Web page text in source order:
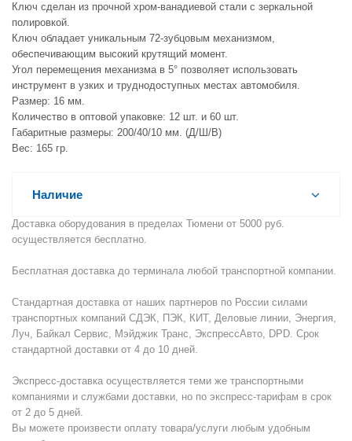
Ключ сделан из прочной хром-ванадиевой стали с зеркальной
полировкой.
Ключ обладает уникальным 72-зубцовым механизмом,
обеспечивающим высокий крутящий момент.
Угол перемещения механизма в 5° позволяет использовать
инструмент в узких и труднодоступных местах автомобиля.
Размер: 16 мм.
Количество в оптовой упаковке: 12 шт. и 60 шт.
Габаритные размеры: 200/40/10 мм. (Д/Ш/В)
Вес: 165 гр.
Наличие
Доставка оборудования в пределах Тюмени от 5000 руб.
осуществляется бесплатно.
Бесплатная доставка до терминала любой транспортной компании.
Стандартная доставка от наших партнеров по России силами
транспортных компаний СДЭК, ПЭК, КИТ, Деловые линии, Энергия,
Луч, Байкал Сервис, Мэйджик Транс, ЭкспрессАвто, DPD. Срок
стандартной доставки от 4 до 10 дней.
Экспресс-доставка осуществляется теми же транспортными
компаниями и службами доставки, но по экспресс-тарифам в срок
от 2 до 5 дней.
Вы можете произвести оплату товара/услуги любым удобным